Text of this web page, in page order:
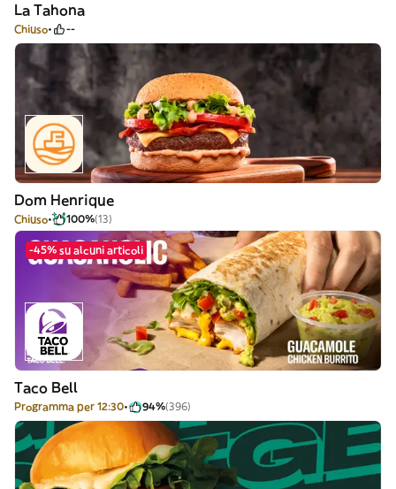
La Tahona
Chiuso --
Dom Henrique
Chiuso 100%(13)
-45% su alcuni articoli
Taco Bell
Programma per 12:30 94%(396)